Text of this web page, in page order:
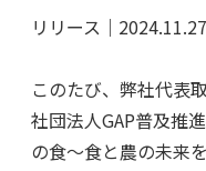
リリース｜2024.11.27
このたび、弊社代表
社団法人GAP普及推
の食～食と農の未来